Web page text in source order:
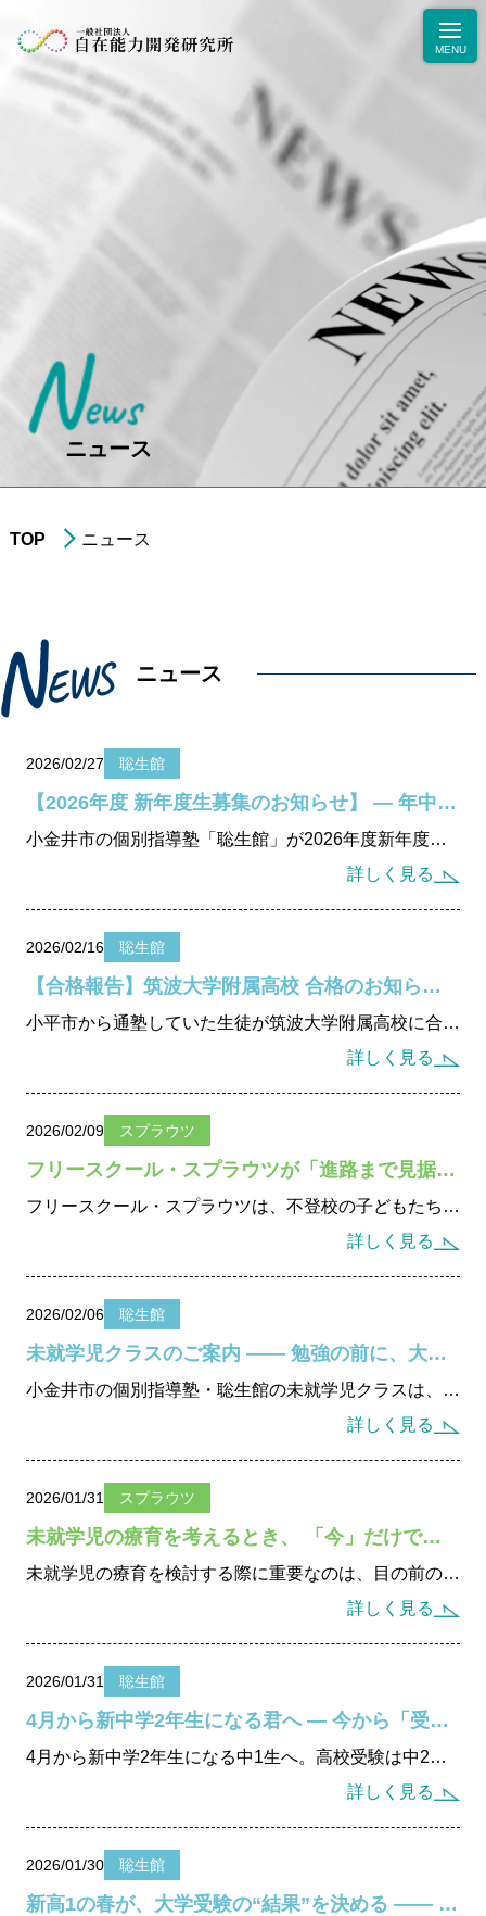
News
ニュース
ニュース
学力・人間力向上のためのブログ
生徒・保護者の声
非受験の小学生への
小学3年生以上の
中学3年生の高校受験指導
高校生の学習指導&大学受験対策
発達障がいのある未就学児の療育
発達障がいのある小中高生への学習支援
発達障がい&不登校に関するカウンセリング
聡生館放課後学びキッズルーム
ヒューマンアカデミー
テックエレメンタリーFCプログラミング教室
小中学生対象オンライン英会話教室
TOP ニュース
S ニュース
2026/02/27 聡生館
【2026年度 新年度生募集のお知らせ】 ― 年中さんから始める“学びの設計” ―
小金井市の個別指導塾「聡生館」が2026年度新年度生を募集開始。年中・年長から高校生まで対象に、思考力と学習習慣を育てる学習設計を実施。無料個別相談受付中。早期準備で新学年を万全に。
詳しく見る
2026/02/16 聡生館
【合格報告】筑波大学附属高校 合格のお知らせ ― 小学4年生からの学びの設計が実を結びました ―
小平市から通塾していた生徒が筑波大学附属高校に合格。小学4年生からの思考設計と戦略的進路提案が実を結びました。小金井市の聡生館は長期伴走型の個別指導で難関校合格を支えます。
詳しく見る
2026/02/09 スプラウツ
フリースクール・スプラウツが「進路まで見据えられる」理由 ――30年以上・600名超の指導実績が支える学びの場
フリースクール・スプラウツは、不登校の子どもたちの学力回復から進路・受験までを一貫して支援。30年以上・600名以上の指導実績を持つ学習塾「聡生館」代表が直接関与し、将来を見据えた学習設計を行います。2026年度フリースクール新規生募集中。進路相談受付中。
詳しく見る
2026/02/06 聡生館
未就学児クラスのご案内 ―― 勉強の前に、大切にしたい“学びの土台”があります
小金井市の個別指導塾・聡生館の未就学児クラスは、勉強の前に必要な「学びの土台」と安心感を大切にした指導が特長です。一人ひとりの発達に寄り添い、無理なく小学校入学へつなげます。2026年度新規生徒募集中。
詳しく見る
2026/01/31 スプラウツ
未就学児の療育を考えるとき、 「今」だけでなく「その先」と「誰が見てきたか」を見ていますか
未就学児の療育を検討する際に重要なのは、目の前の支援だけでなく就学後や将来まで見据えた視点です。2001年から未就学児療育に携わってきたスプラウツが、発達支援・就学後サポート・フリースクール・進路支援までをつなぐ一貫した療育の考え方を解説します。
詳しく見る
2026/01/31 聡生館
4月から新中学2年生になる君へ ― 今から「受験を意識した勉強」を始めよう
4月から新中学2年生になる中1生へ。高校受験は中2の過ごし方で結果が大きく変わります。学習習慣・勉強のやり方・定期テスト対策を今から整えることが重要です。小金井市の個別指導塾・聡生館が、受験を見据えた中2の学び方を分かりやすく解説します。
詳しく見る
2026/01/30 聡生館
新高1の春が、大学受験の“結果”を決める ―― 2026年新年度生募集｜聡生館からのご提案 ――